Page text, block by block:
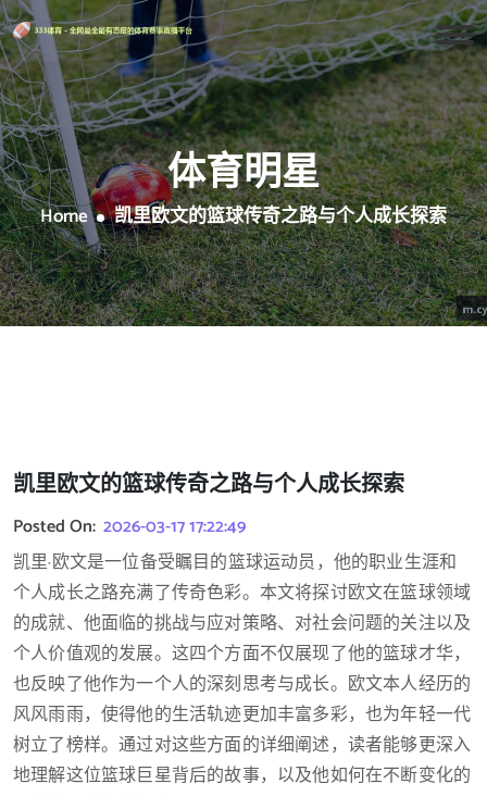
体育明星
Home 凯里欧文的篮球传奇之路与个人成长探索
凯里欧文的篮球传奇之路与个人成长探索
Posted On: 2026-03-17 17:22:49
凯里·欧文是一位备受瞩目的篮球运动员，他的职业生涯和
个人成长之路充满了传奇色彩。本文将探讨欧文在篮球领域
的成就、他面临的挑战与应对策略、对社会问题的关注以及
个人价值观的发展。这四个方面不仅展现了他的篮球才华，
也反映了他作为一个人的深刻思考与成长。欧文本人经历的
风风雨雨，使得他的生活轨迹更加丰富多彩，也为年轻一代
树立了榜样。通过对这些方面的详细阐述，读者能够更深入
地理解这位篮球巨星背后的故事，以及他如何在不断变化的